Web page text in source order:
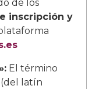
de los
inscripción y
El término
(del latín